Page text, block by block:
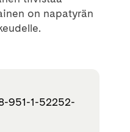
on napatyrän
951-1-52252-